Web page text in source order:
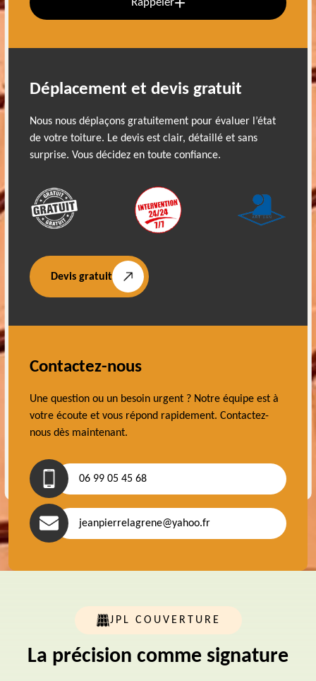
Rappeler
Déplacement et devis gratuit
Nous nous déplaçons gratuitement pour évaluer l’état
de votre toiture. Le devis est clair, détaillé et sans
surprise. Vous décidez en toute confiance.
Devis gratuit
Contactez-nous
Une question ou un besoin urgent ? Notre équipe est à
votre écoute et vous répond rapidement. Contactez-
nous dès maintenant.
06 99 05 45 68
jeanpierrelagrene@yahoo.fr
JPL COUVERTURE
La précision comme signature